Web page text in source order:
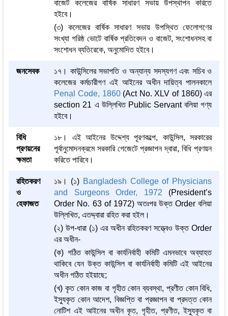
বাজেট কলেজের বার্ষিক সাধারণ সভায় উপস্থাপন করিতে
হইবে।
(৩) কলেজের বার্ষিক সাধারণ সভায় উপস্থিত ফেলোগণের
সংখ্যা গরিষ্ঠ ভোটে বার্ষিক প্রতিবেদন ও বাজেট, সংশোধনসহ বা
সংশোধন ব্যতিরেকে, অনুমোদিত হইবে।
জনসেবক
১৭। কাউন্সিলের সভাপতি ও অন্যান্য সদস্যগণ এবং সচিব ও
কলেজের কর্মচারীগণ এই আইনের অধীন দায়িত্ব পালনকালে
Penal Code, 1860(Act No. XLV of 1860) এর
section 21 এ উল্লিখিত Public Servant বলিয়া গণ্য
হইবে।
বিধি
প্রণয়নের
ক্ষমতা
১৮। এই আইনের উদ্দেশ্য পূরণকল্পে, কাউন্সিল, সরকারের
পূর্বানুমোদনক্রমে সরকারি গেজেটে প্রজ্ঞাপন দ্বারা, বিধি প্রণয়ন
করিতে পারিবে।
রহিতকরণ
ও
হেফাজত
১৯। (১) Bangladesh College of Physicians
and Surgeons Order, 1972 (President’s
Order No. 63 of 1972) অতঃপর উক্ত Order বলিয়া
উল্লিখিত, এতদ্দ্বারা রহিত করা হইল।
(২) উপ-ধারা (১) এর অধীন রহিতকরণ সত্ত্বেও উক্ত Order
এর অধীন-
(ক) গঠিত কাউন্সিল বা কার্যনির্বাহী কমিটি এমনভাবে অব্যাহত
থাকিবে যেন উক্ত কাউন্সিল বা কার্যনির্বাহী কমিটি এই আইনের
অধীন গঠিত হইয়াছে;
(খ) কৃত কোন কাজ বা গৃহীত কোন ব্যবস্থা, প্রণীত কোন বিধি,
ইস্যুকৃত কোন আদেশ, বিজ্ঞপ্তি বা প্রজ্ঞাপন বা প্রদত্ত কোন
নোটিশ এই আইনের অধীন কৃত, গৃহীত, প্রণীত, ইস্যুকৃত বা